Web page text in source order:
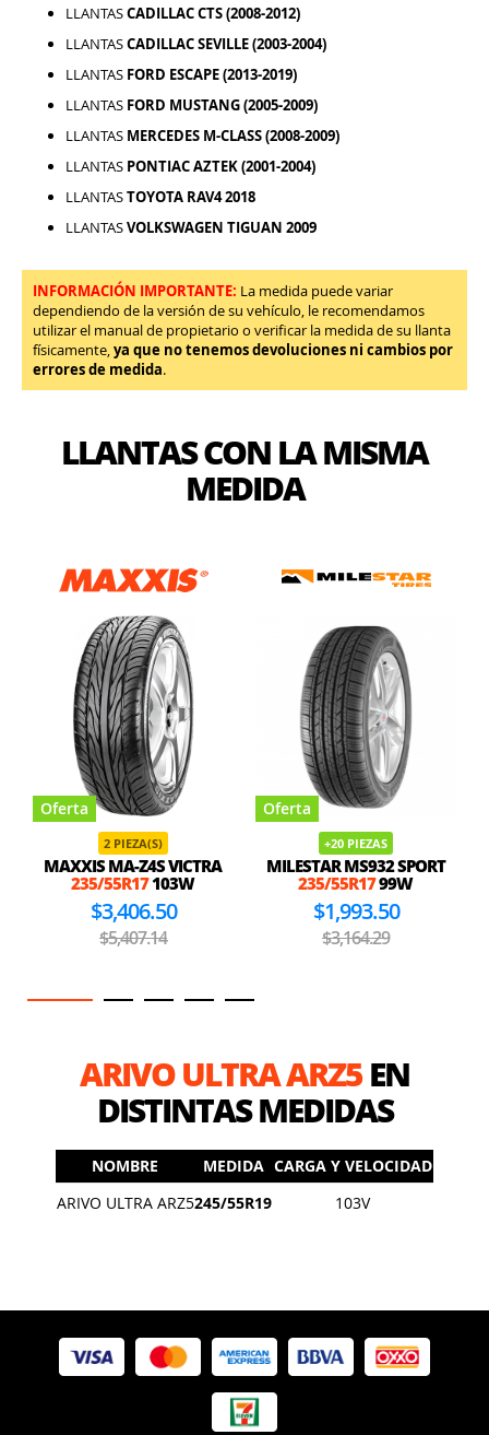
LLANTASCADILLAC CTS (2008-2012)
LLANTASCADILLAC SEVILLE (2003-2004)
LLANTAS FORD ESCAPE (2013-2019)
LLANTAS FORD MUSTANG (2005-2009)
LLANTAS MERCEDES M-CLASS (2008-2009)
LLANTAS PONTIAC AZTEK (2001-2004)
LLANTASTOYOTA RAV4 2018
LLANTASVOLKSWAGEN TIGUAN 2009
INFORMACIÓN IMPORTANTE: La medida puede variar
dependiendo de la versión de su vehículo, le recomendamos
utilizar el manual de propietario o verificar la medida de su llanta
físicamente,ya que no tenemos devoluciones ni cambios por
errores de medida.
LLANTAS CON LA MISMA
MEDIDA
Oferta
2 PIEZA(S)
MAXXIS MA-Z4S VICTRA
235/55R17103W
$3,406.50
$5,407.14
Oferta
+20 PIEZAS
MILESTAR MS932 SPORT
235/55R1799W
$1,993.50
$3,164.29
ARIVO ULTRA ARZ5EN
DISTINTAS MEDIDAS
NOMBRE MEDIDA CARGA Y VELOCIDAD
ARIVO ULTRA ARZ5245/55R19 103V